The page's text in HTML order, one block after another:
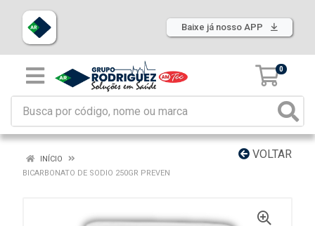
Baixe já nosso APP
0
VOLTAR
INÍCIO
BICARBONATO DE SODIO 250GR PREVEN